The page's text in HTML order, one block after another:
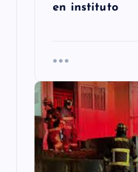
en instituto